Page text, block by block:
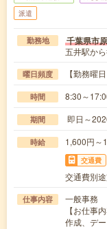
派遣
勤務地 千葉県市
五井駅か
曜日頻度 【勤務曜
時間 8:30～
期間 即日～
時給 1,600円～
交通費
交通費別
仕事内容
一般事務
【お仕事
作成、デ